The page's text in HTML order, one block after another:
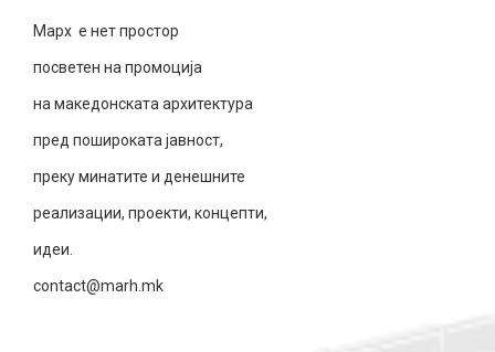
Марх е нет простор
посветен на промоција
на македонската архитектура
пред пошироката јавност,
преку минатите и денешните
реализации, проекти, концепти,
идеи.
contact@marh.mk